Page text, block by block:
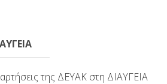
της ΔΕΥΑΚ στη ΔΙΑΥΓΕΙΑ